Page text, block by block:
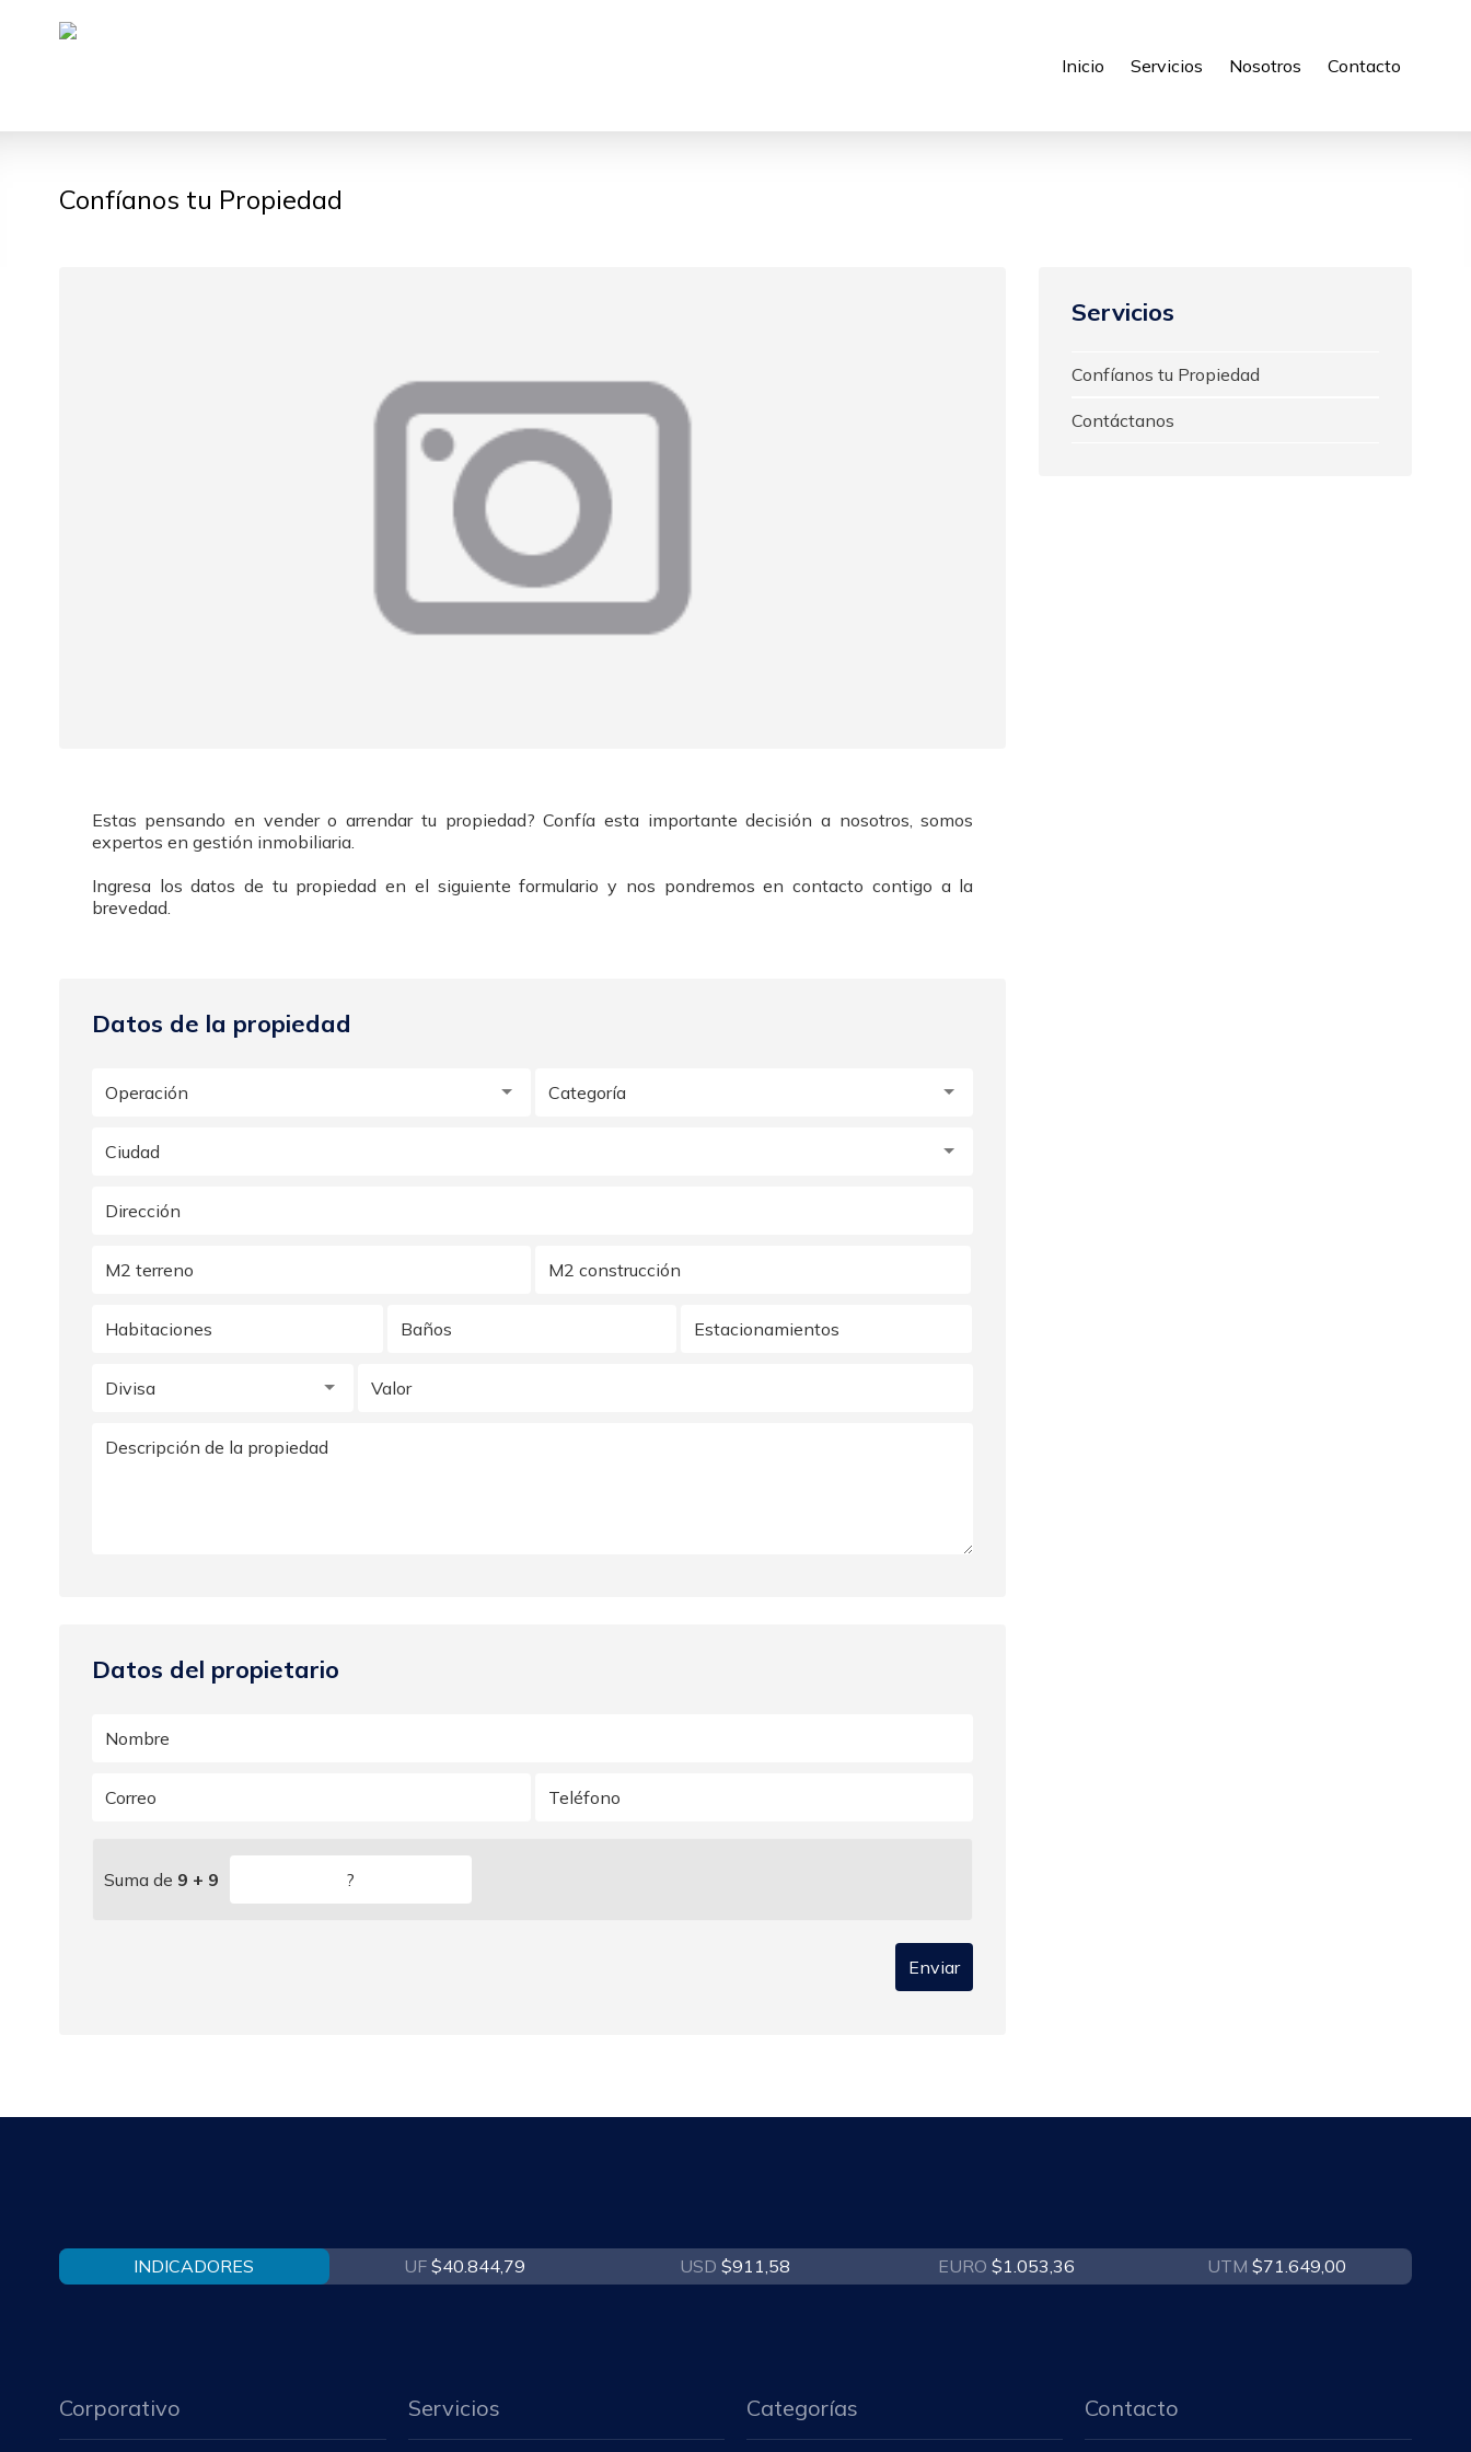
Inicio Servicios Nosotros Contacto
Confíanos tu Propiedad
Estas pensando en vender o arrendar tu propiedad? Confía esta importante decisión a nosotros, somos
expertos en gestión inmobiliaria.
Ingresa los datos de tu propiedad en el siguiente formulario y nos pondremos en contacto contigo a la
brevedad.
Datos de la propiedad
Datos del propietario
Suma de 9 + 9
Enviar
Servicios
Confíanos tu Propiedad
Contáctanos
INDICADORES UF $40.844,79 USD $911,58 EURO $1.053,36 UTM $71.649,00
Corporativo Servicios Categorías Contacto